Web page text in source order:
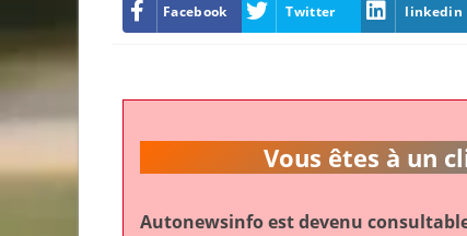
Facebook Twitter linkedin
Vous êtes à un
Autonewsinfo est devenu